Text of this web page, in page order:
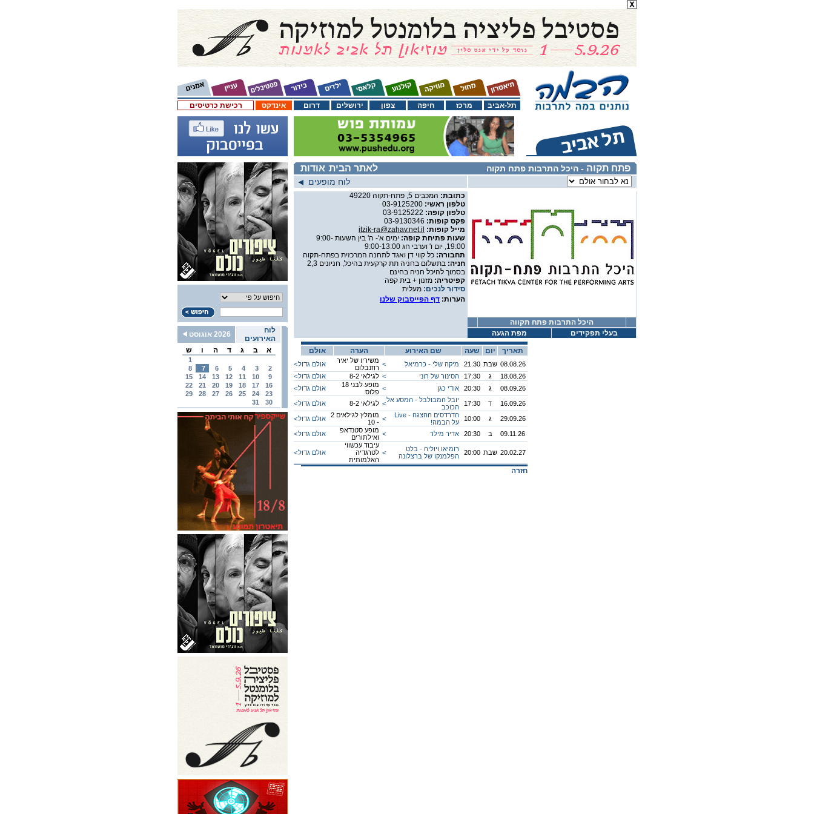
רכישת כרטיסים אינדקס דרום ירושלים צפון חיפה מרכז תל-אביב
לוח
האירועים
2026 אוגוסט
א
ב ג ד ה ו ש
1
2
3
4
5
6
7
8
9
10
11
12
13
14
15
16
17
18
19
20
21
22
23
24
25
26
27
28
29
30
31
אודות לאתר הבית פתח תקוה - היכל התרבות פתח תקוה
לוח מופעים
כתובת: המכבים 5, פתח-תקוה 49220
טלפון ראשי: 03-9125200
טלפון קופה: 03-9125222
פקס קופות: 03-9130346
מייל קופות: itzik-ra@zahav.net.il
שעות פתיחת קופה:
ימים א'- ה' בין השעות 9:00-
19:00, יום ו' וערבי חג 9:00-13:00
תחבורה: כל קווי דן ואגד לתחנה המרכזית בפתח-תקוה
חניה:
בתשלום בחניה תת קרקעית בהיכל, חניונים 2,3
בסמוך להיכל חניה בחינם
קפיטריה: מזנון + בית קפה
סידור לנכים: מעלית
הערות: דף הפייסבוק שלנו
היכל התרבות פתח תקווה
מפת הגעה
בעלי תפקידים
אולם הערה שם האירוע שעה יום תאריך
<אולם גדול
משיריו של יאיר
רוזנבלום < מיקה שלי - כרמיאל 21:30 שבת 08.08.26
<אולם גדול לגילאי 8-2 < הסינור של רוני 17:30 ג
18.08.26
<אולם גדול
מופע לבני 18
פלוס < אודי כגן 20:30 ג 08.09.26
<אולם גדול לגילאי 8-2 <יובל המבולבל - המסע אל
הכוכב
17:30 ד 16.09.26
<אולם גדול
מומלץ לגילאים 2
- 10 <
הדרדסים ההצגה - Live
על הבמה!
10:00 ג 29.09.26
<אולם גדול
מופע סטנדאפ
ואילתורים < אדיר מילר 20:30 ב 09.11.26
<אולם גדול
עיבוד עכשווי
לטרגדיה
האלמותית
<
רומיאו ויוליה - בלט
הפלמנקו של ברצלונה
20:00 שבת 20.02.27
חזרה